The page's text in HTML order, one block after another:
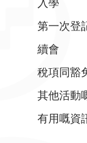
入學
第一次登
續會
稅項同豁
其他活動
有用嘅資